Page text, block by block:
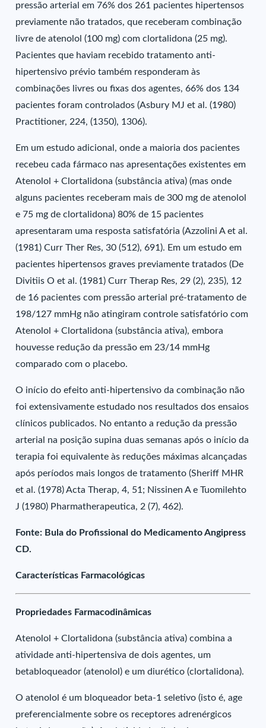
pressão arterial em 76% dos 261 pacientes hipertensos
previamente não tratados, que receberam combinação
livre de atenolol (100 mg) com clortalidona (25 mg).
Pacientes que haviam recebido tratamento anti-
hipertensivo prévio também responderam às
combinações livres ou fixas dos agentes, 66% dos 134
pacientes foram controlados (Asbury MJ et al. (1980)
Practitioner, 224, (1350), 1306).
Em um estudo adicional, onde a maioria dos pacientes
recebeu cada fármaco nas apresentações existentes em
Atenolol + Clortalidona (substância ativa) (mas onde
alguns pacientes receberam mais de 300 mg de atenolol
e 75 mg de clortalidona) 80% de 15 pacientes
apresentaram uma resposta satisfatória (Azzolini A et al.
(1981) Curr Ther Res, 30 (512), 691). Em um estudo em
pacientes hipertensos graves previamente tratados (De
Divitiis O et al. (1981) Curr Therap Res, 29 (2), 235), 12
de 16 pacientes com pressão arterial pré-tratamento de
198/127 mmHg não atingiram controle satisfatório com
Atenolol + Clortalidona (substância ativa), embora
houvesse redução da pressão em 23/14 mmHg
comparado com o placebo.
O início do efeito anti-hipertensivo da combinação não
foi extensivamente estudado nos resultados dos ensaios
clínicos publicados. No entanto a redução da pressão
arterial na posição supina duas semanas após o início da
terapia foi equivalente às reduções máximas alcançadas
após períodos mais longos de tratamento (Sheriff MHR
et al. (1978) Acta Therap, 4, 51; Nissinen A e Tuomilehto
J (1980) Pharmatherapeutica, 2 (7), 462).
Fonte: Bula do Profissional do Medicamento Angipress
CD.
Características Farmacológicas
Propriedades Farmacodinâmicas
Atenolol + Clortalidona (substância ativa) combina a
atividade anti-hipertensiva de dois agentes, um
betabloqueador (atenolol) e um diurético (clortalidona).
O atenolol é um bloqueador beta-1 seletivo (isto é, age
preferencialmente sobre os receptores adrenérgicos